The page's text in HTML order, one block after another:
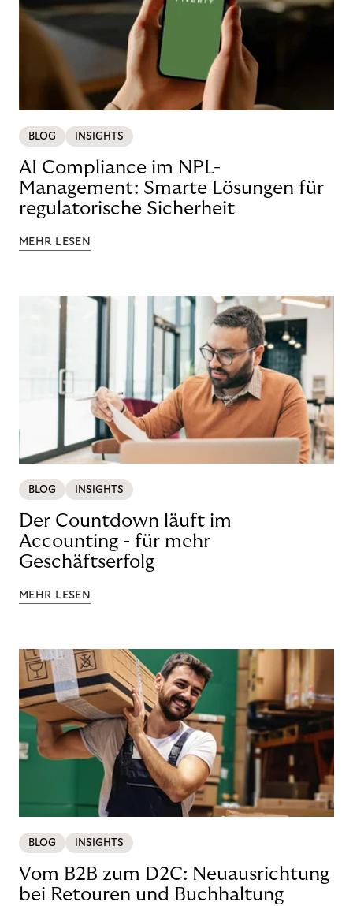
BLOG INSIGHTS
AI Compliance im NPL-
Management: Smarte Lösungen für
regulatorische Sicherheit
MEHR LESEN
BLOG INSIGHTS
Der Countdown läuft im
Accounting - für mehr
Geschäftserfolg
MEHR LESEN
BLOG INSIGHTS
Vom B2B zum D2C: Neuausrichtung
bei Retouren und Buchhaltung